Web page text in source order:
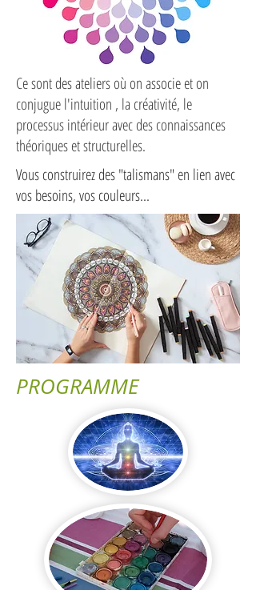
Ce sont des ateliers où on associe et on
conjugue l'intuition , la créativité, le
processus intérieur avec des connaissances
théoriques et structurelles.
Vous construirez des "talismans" en lien avec
vos besoins, vos couleurs...
PROGRAMME